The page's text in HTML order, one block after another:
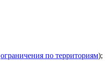
ограничения по территориям);